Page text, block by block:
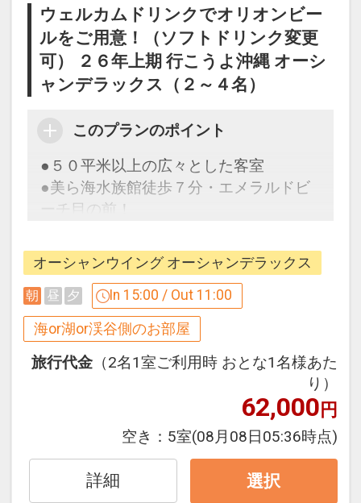
事前申請）
※状況により、ランチ営業時間や内容に
変更の場合がございます。
●ミニバー（客室冷蔵庫）にドリンクを
※客室冷蔵庫にオリオンザドラフト(缶)
およびオリオンチューハイ(缶)をご用意
（おとな・おひとり様各１本）
※ソフトドリンク変更可
※旅行代金に含まれます。
◆プール＆ビーチのご紹介◆
●エメラルドビーチ
「快水浴場百選」に選ばれた、海洋博公
園のエメラルドビーチに一番近いホテ
遊泳時間）季節により異なりますので現
※海洋博公園の管理となります。
●アウトドアプール
ウェルカムドリンクでオリオンビー
ルをご用意！（ソフトドリンク変更
可） ２６年上期 行こうよ沖縄 オーシ
ャンデラックス（２～４名）
このプランのポイント
●５０平米以上の広々とした客室
●美ら海水族館徒歩７分・エメラルドビ
ーチ目の前！
ここがポイント！
●ウェルカムドリンクとして「オリオン
ビール」をご用意！（ソフトドリンクに
も変更可）
※提供場所はホテル到着時にご確認くだ
●朝食をランチに変更可能（要フロント
※状況により、ランチ営業時間や内容に
変更の場合がございます。
オーシャンウイング オーシャンデラックス
朝 昼 夕 In 15:00 / Out 11:00
海or湖or渓谷側のお部屋
旅行代金 （2名1室ご利用時 おとな1名様あた
り）
62,000円
空き： 5室(08月08日05:36時点)
詳細 選択